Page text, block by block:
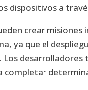
dispositivos a
crear misiones
ya que el
Los
completar